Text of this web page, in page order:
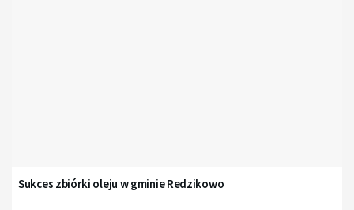
Sukces zbiórki oleju w gminie Redzikowo